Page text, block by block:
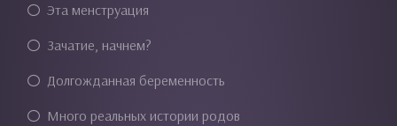
Эта менструация
Зачатие, начнем?
Долгожданная беременность
Много реальных истории родов